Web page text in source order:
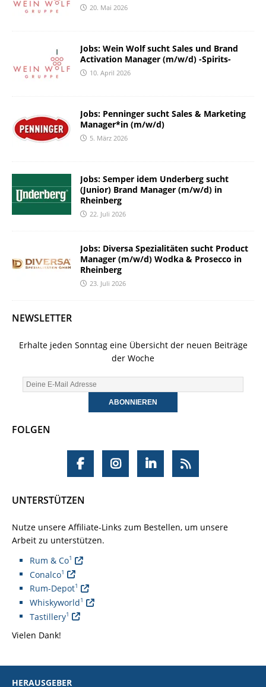
20. Mai 2026
Jobs: Wein Wolf sucht Sales und Brand
Activation Manager (m/w/d) -Spirits-
10. April 2026
Jobs: Penninger sucht Sales & Marketing
Manager*in (m/w/d)
5. März 2026
Jobs: Semper idem Underberg sucht
(Junior) Brand Manager (m/w/d) in
Rheinberg
22. Juli 2026
Jobs: Diversa Spezialitäten sucht Product
Manager (m/w/d) Wodka & Prosecco in
Rheinberg
23. Juli 2026
NEWSLETTER
Erhalte jeden Sonntag eine Übersicht der neuen Beiträge
der Woche
FOLGEN
UNTERSTÜTZEN
Nutze unsere Affiliate-Links zum Bestellen, um unsere
Arbeit zu unterstützen.
Rum & Co1
Conalco1
Rum-Depot1
Whiskyworld1
Tastillery1
Vielen Dank!
HERAUSGEBER